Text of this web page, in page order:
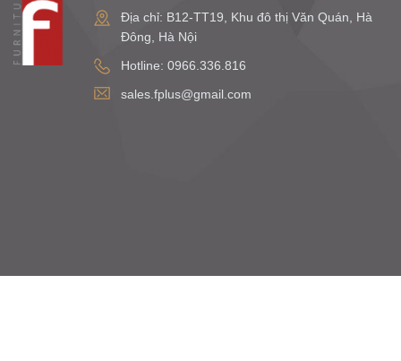
Địa chỉ: B12-TT19, Khu đô thị Văn Quán, Hà
Đông, Hà Nội
Hotline: 0966.336.816
sales.fplus@gmail.com